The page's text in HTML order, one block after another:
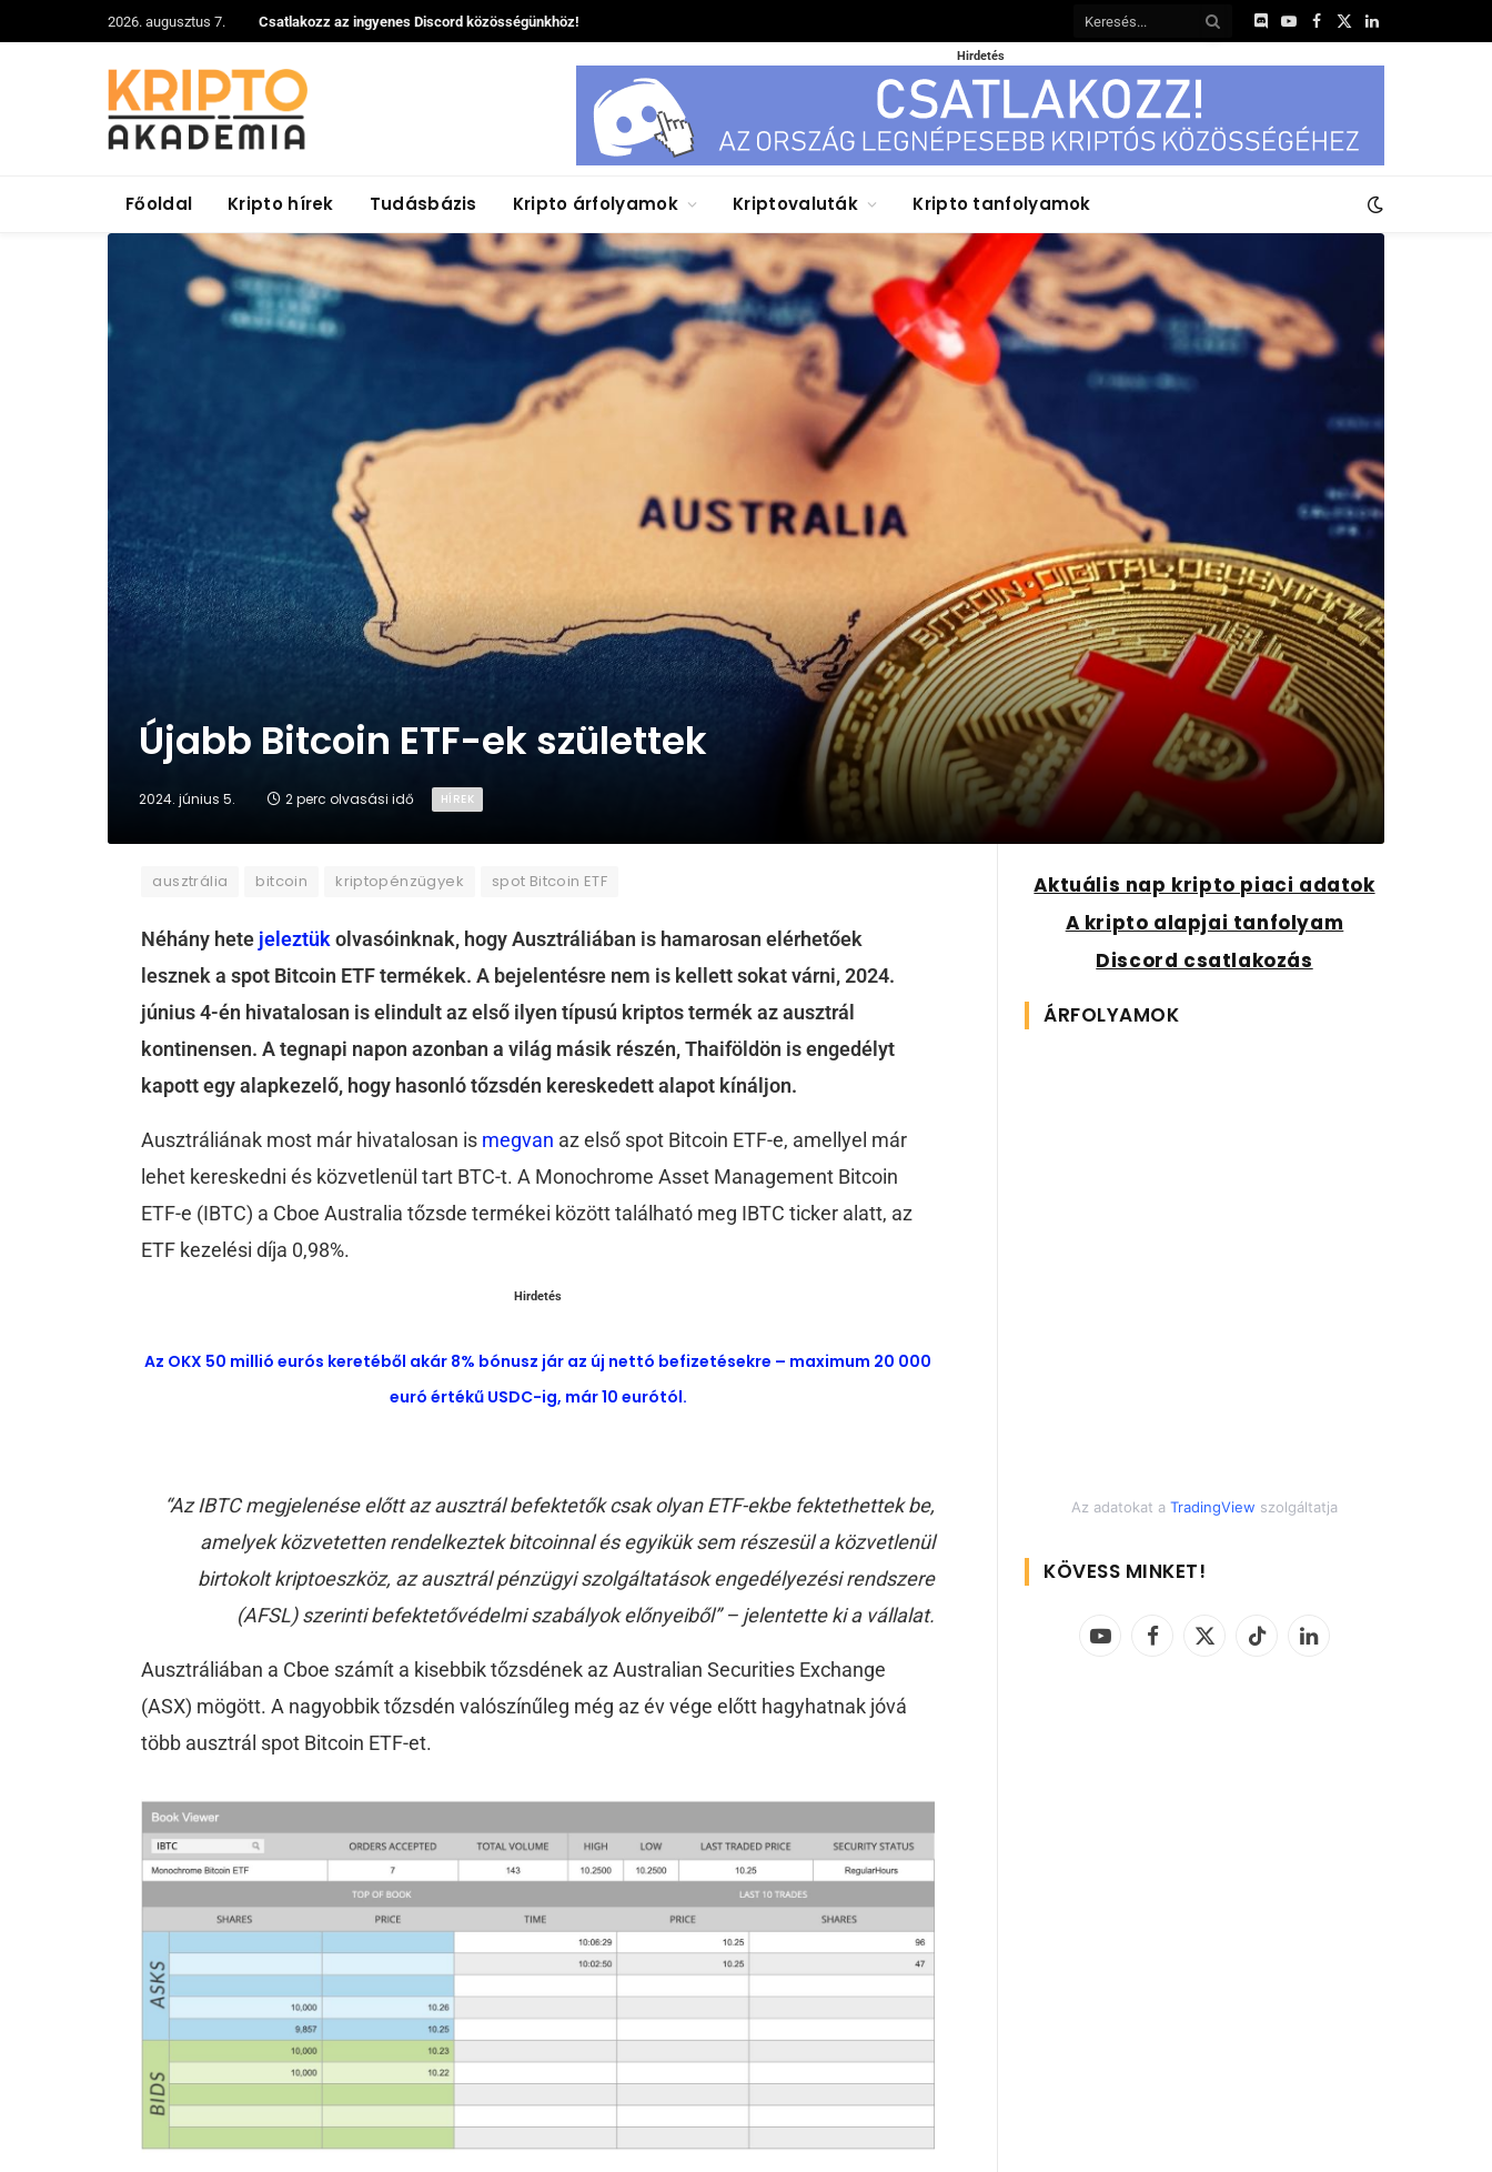
2026. augusztus 7. Csatlakozz az ingyenes Discord közösségünkhöz!
DiscordYouTube
Facebook
X
LinkedIn
Hirdetés
Főoldal Kripto hírek Tudásbázis Kripto árfolyamok Kriptovaluták Kripto tanfolyamok
Újabb Bitcoin ETF-ek születtek
2024. június 5. 2 perc olvasási idő HÍREK
ausztrália bitcoin kriptopénzügyek spot Bitcoin ETF
Néhány hete jeleztükolvasóinknak, hogy Ausztráliában is hamarosan elérhetőek
lesznek a spot Bitcoin ETF termékek. A bejelentésre nem is kellett sokat várni, 2024.
június 4-én hivatalosan is elindult az első ilyen típusú kriptos termék az ausztrál
kontinensen. A tegnapi napon azonban a világ másik részén, Thaiföldön is engedélyt
kapott egy alapkezelő, hogy hasonló tőzsdén kereskedett alapot kínáljon.
Ausztráliának most már hivatalosan is megvan az első spot Bitcoin ETF-e, amellyel már
lehet kereskedni és közvetlenül tart BTC-t. A Monochrome Asset Management Bitcoin
ETF-e (IBTC) a Cboe Australia tőzsde termékei között található meg IBTC ticker alatt, az
ETF kezelési díja 0,98%.
Hirdetés
Az OKX 50 millió eurós keretéből akár 8% bónusz jár az új nettó befizetésekre – maximum 20 000
euró értékű USDC-ig, már 10 eurótól.
“Az IBTC megjelenése előtt az ausztrál befektetők csak olyan ETF-ekbe fektethettek be,
amelyek közvetetten rendelkeztek bitcoinnal és egyikük sem részesül a közvetlenül
birtokolt kriptoeszköz, az ausztrál pénzügyi szolgáltatások engedélyezési rendszere
(AFSL) szerinti befektetővédelmi szabályok előnyeiből” – jelentette ki a vállalat.
Ausztráliában a Cboe számít a kisebbik tőzsdének az Australian Securities Exchange
(ASX) mögött. A nagyobbik tőzsdén valószínűleg még az év vége előtt hagyhatnak jóvá
több ausztrál spot Bitcoin ETF-et.
Aktuális nap kripto piaci adatok
A kripto alapjai tanfolyam
Discord csatlakozás
ÁRFOLYAMOK
Az adatokat a TradingView szolgáltatja
KÖVESS MINKET!
YouTubeFacebook
X
TikTok LinkedIn